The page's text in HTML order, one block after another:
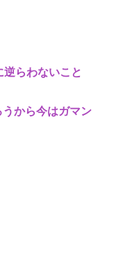
らわないこと
から今はガマン